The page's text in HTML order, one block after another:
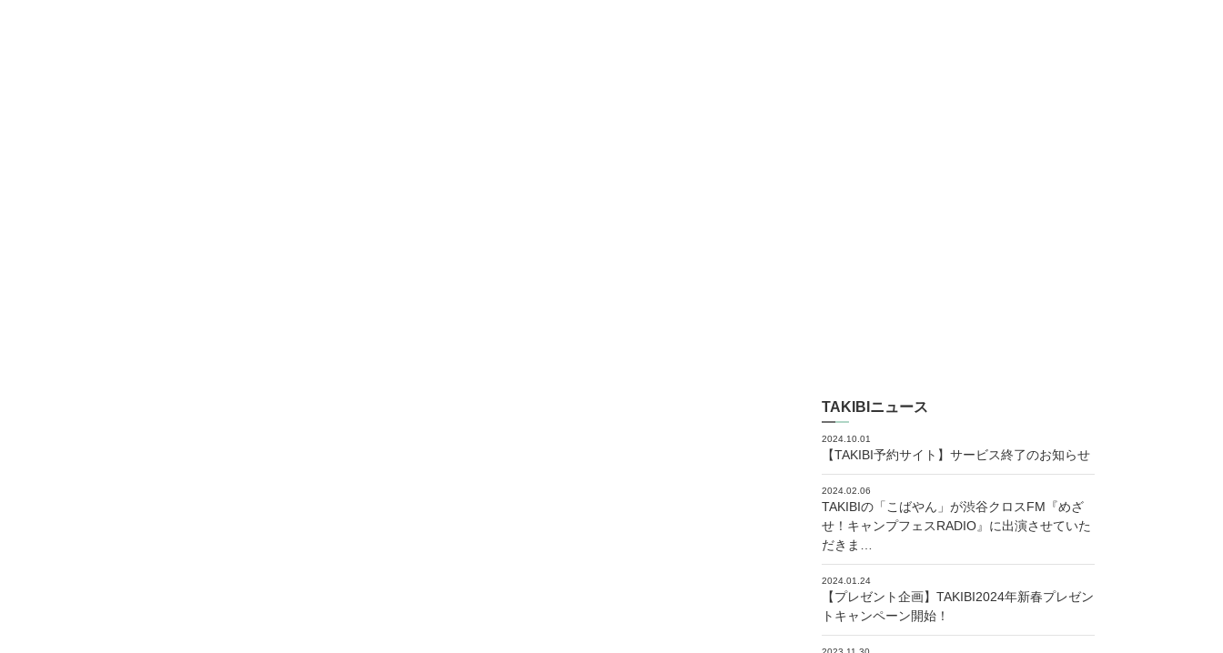
TAKIBIニュース
2024.10.01
【TAKIBI予約サイト】サービス終了のお知らせ
2024.02.06
TAKIBIの「こばやん」が渋谷クロスFM『めざ
せ！キャンプフェスRADIO』に出演させていた
だきま…
2024.01.24
【プレゼント企画】TAKIBI2024年新春プレゼン
トキャンペーン開始！